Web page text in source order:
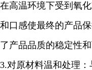
在高温环境下受到氧
和口感使最终的产品
了产品品质的稳定性
3.对原材料温和处理